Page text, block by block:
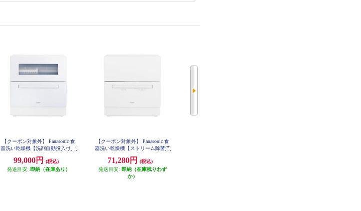
【クーポン対象外】 Panasonic 食
器洗い乾燥機【洗剤自動投入/ナノ
エコナビ/節水/ホワイト】 NP-TZ5
00-W
99,000円
(税込)
発送目安: 即納（在庫あり）
【クーポン対象外】 Panasonic 食
器洗い乾燥機【ストリーム除菌洗
71,280円
(税込)
発送目安: 即納（在庫残りわず
か）